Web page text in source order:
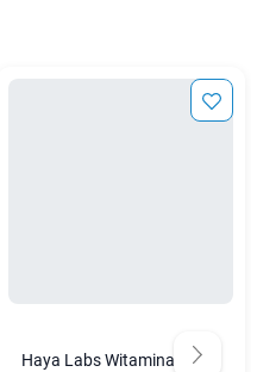
Haya Labs Witamina B6 40